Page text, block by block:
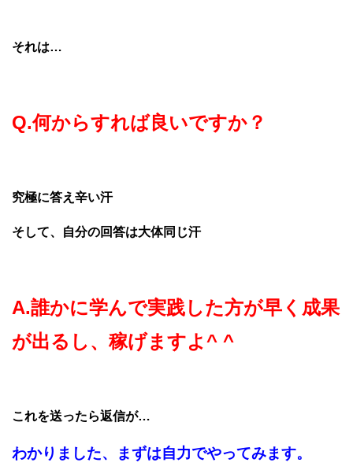
それは…
Q.何からすれば良いですか？
究極に答え辛い汗
そして、自分の回答は大体同じ汗
A.誰かに学んで実践した方が早く成果
が出るし、稼げますよ^ ^
これを送ったら返信が…
わかりました、まずは自力でやってみます。